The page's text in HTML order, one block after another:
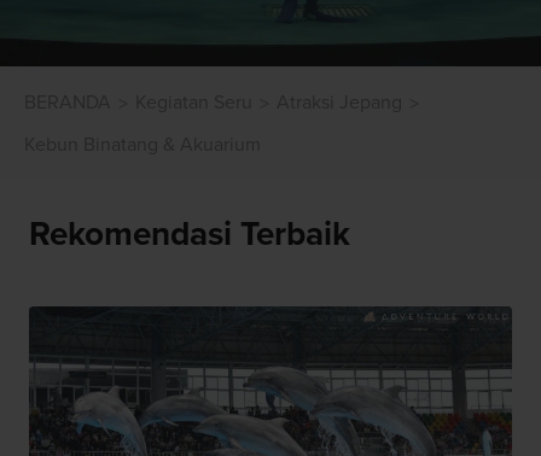
Rekomendasi Terbaik